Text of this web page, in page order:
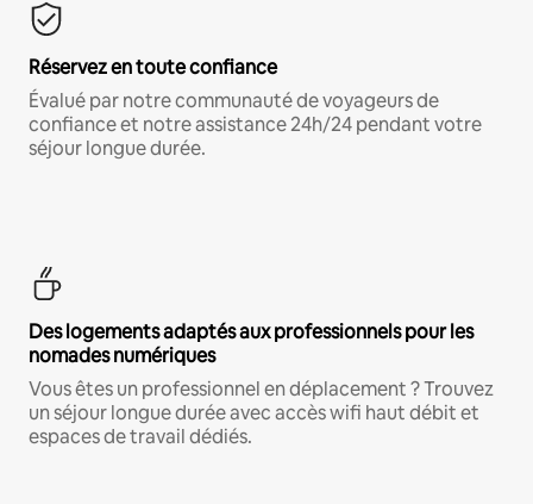
Réservez en toute confiance
Évalué par notre communauté de voyageurs de
confiance et notre assistance 24h/24 pendant votre
séjour longue durée.
Des logements adaptés aux professionnels pour les
nomades numériques
Vous êtes un professionnel en déplacement ? Trouvez
un séjour longue durée avec accès wifi haut débit et
espaces de travail dédiés.